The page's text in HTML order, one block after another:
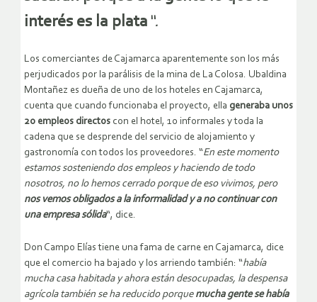
interés es la plata “.
Los comerciantes de Cajamarca aparentemente son los más
perjudicados por la parálisis de la mina de La Colosa. Ubaldina
Montañez es dueña de uno de los hoteles en Cajamarca,
cuenta que cuando funcionaba el proyecto, ella generaba unos
20 empleos directos con el hotel, 10 informales y toda la
cadena que se desprende del servicio de alojamiento y
gastronomía con todos los proveedores. “En este momento
estamos sosteniendo dos empleos y haciendo de todo
nosotros, no lo hemos cerrado porque de eso vivimos, pero
nos vemos obligados a la informalidad y a no continuar con
una empresa sólida“, dice.
Don Campo Elías tiene una fama de carne en Cajamarca, dice
que el comercio ha bajado y los arriendo también: “había
mucha casa habitada y ahora están desocupadas, la despensa
agrícola también se ha reducido porque mucha gente se había